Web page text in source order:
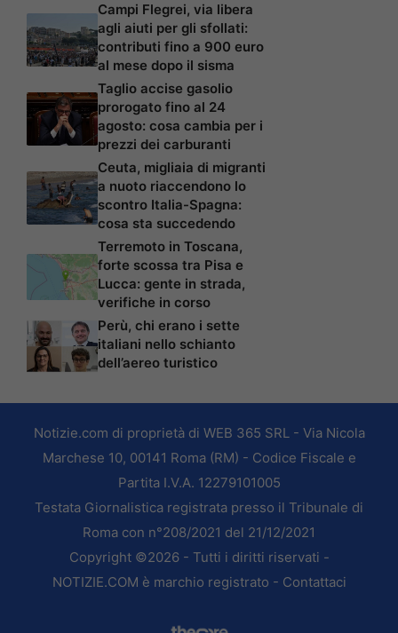
Campi Flegrei, via libera
agli aiuti per gli sfollati:
contributi fino a 900 euro
al mese dopo il sisma
Taglio accise gasolio
prorogato fino al 24
agosto: cosa cambia per i
prezzi dei carburanti
Ceuta, migliaia di migranti
a nuoto riaccendono lo
scontro Italia-Spagna:
cosa sta succedendo
Terremoto in Toscana,
forte scossa tra Pisa e
Lucca: gente in strada,
verifiche in corso
Perù, chi erano i sette
italiani nello schianto
dell’aereo turistico
Notizie.com di proprietà di WEB 365 SRL - Via Nicola
Marchese 10, 00141 Roma (RM) - Codice Fiscale e
Partita I.V.A. 12279101005
Testata Giornalistica registrata presso il Tribunale di
Roma con n°208/2021 del 21/12/2021
Copyright ©2026 - Tutti i diritti riservati -
NOTIZIE.COM è marchio registrato - Contattaci